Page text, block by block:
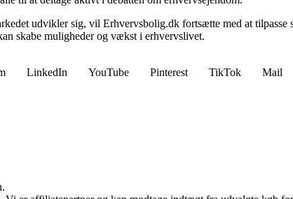
udvikler sig, vil Erhvervsbolig.dk fortsætte med at
skabe muligheder og vækst i erhvervslivet.
LinkedIn YouTube Pinterest TikTok Mail